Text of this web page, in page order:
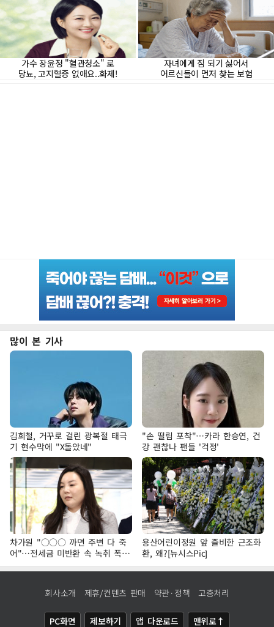
많이 본 기사
김희철, 거꾸로 걸린 광복절 태극
기 현수막에 "X돌았네"
"손 떨림 포착"…카라 한승연, 건
강 괜찮나 팬들 '걱정'
차가원 "○○○ 까면 주변 다 죽
어"…전세금 미반환 속 녹취 폭로
파장
용산어린이정원 앞 즐비한 근조화
환, 왜?[뉴시스Pic]
회사소개 제휴/컨텐츠 판매 약관·정책 고충처리
PC화면 제보하기 앱 다운로드 맨위로↑